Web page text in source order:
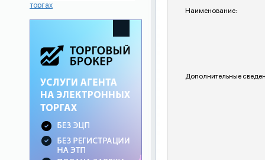
торгах
Наименование:
Дополнительные